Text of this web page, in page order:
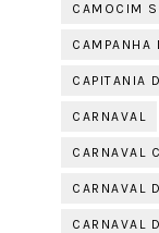
CAMOCIM
CAMPANHA
CAPITANIA
CARNAVAL
CARNAVAL
CARNAVAL
CARNAVAL